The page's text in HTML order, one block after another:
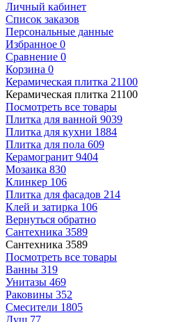
Личный кабинет
Список заказов
Персональные данные
Избранное 0
Сравнение 0
Корзина 0
Керамическая плитка 21100
Керамическая плитка 21100
Посмотреть все товары
Плитка для ванной 9039
Плитка для кухни 1884
Плитка для пола 609
Керамогранит 9404
Мозаика 830
Клинкер 106
Плитка для фасадов 214
Клей и затирка 106
Вернуться обратно
Сантехника 3589
Сантехника 3589
Посмотреть все товары
Ванны 319
Унитазы 469
Раковины 352
Смесители 1805
Душ 77